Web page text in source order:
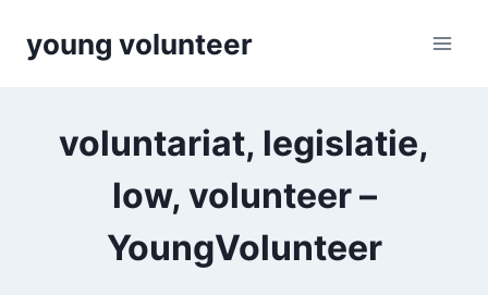
young volunteer
voluntariat, legislatie,
low, volunteer –
YoungVolunteer